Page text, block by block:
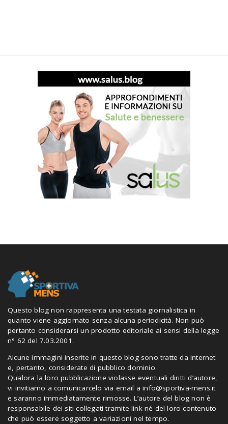
Questo blog non rappresenta una testata giornalistica in
quanto viene aggiornato senza alcuna periodicità. Non può
pertanto considerarsi un prodotto editoriale ai sensi della legge
n° 62 del 7.03.2001.
Alcune immagini inserite in questo blog sono tratte da internet
e, pertanto, considerate di pubblico dominio.
Qualora la loro pubblicazione violasse eventuali diritti d’autore,
vi invitiamo a comunicarcelo via email ainfo@sportiva-mens.it
e saranno immediatamente rimosse. L’autore del blog non è
responsabile dei siti collegati tramite link né del loro contenuto
che può essere soggetto a variazioni nel tempo.